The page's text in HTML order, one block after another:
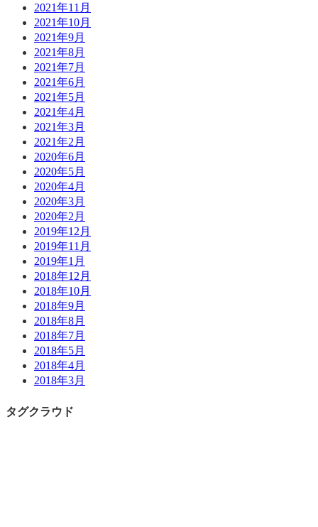
2021年11月
2021年10月
2021年9月
2021年8月
2021年7月
2021年6月
2021年5月
2021年4月
2021年3月
2021年2月
2020年6月
2020年5月
2020年4月
2020年3月
2020年2月
2019年12月
2019年11月
2019年1月
2018年12月
2018年10月
2018年9月
2018年8月
2018年7月
2018年5月
2018年4月
2018年3月
タグクラウド